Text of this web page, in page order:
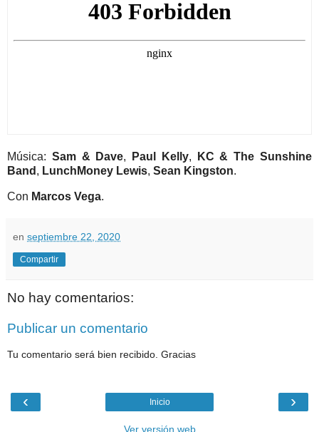
Música: Sam & Dave, Paul Kelly,
KC & The Sunshine
Band , LunchMoney Lewis, Sean Kingston.
Con Marcos Vega.
en septiembre 22, 2020
Compartir
No hay comentarios:
Publicar un comentario
Tu comentario será bien recibido. Gracias
‹ ›
Inicio
Ver versión web